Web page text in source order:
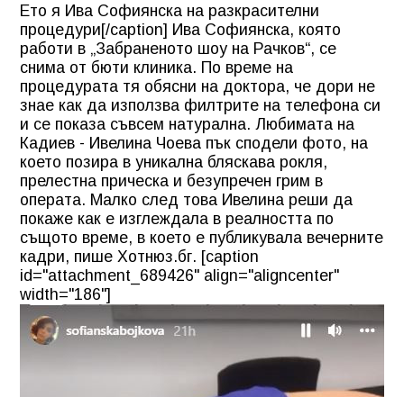
Ето я Ива Софиянска на разкрасителни
процедури[/caption] Ива Софиянска, която
работи в „Забраненото шоу на Рачков“, се
снима от бюти клиника. По време на
процедурата тя обясни на доктора, че дори не
знае как да използва филтрите на телефона си
и се показа съвсем натурална. Любимата на
Кадиев - Ивелина Чоева пък сподели фото, на
което позира в уникална бляскава рокля,
прелестна прическа и безупречен грим в
операта. Малко след това Ивелина реши да
покаже как е изглеждала в реалността по
същото време, в което е публикувала вечерните
кадри, пише Хотнюз.бг. [caption
id="attachment_689426" align="aligncenter"
width="186"]